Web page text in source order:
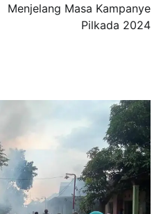
Menjelang Masa Kampanye
Pilkada 2024